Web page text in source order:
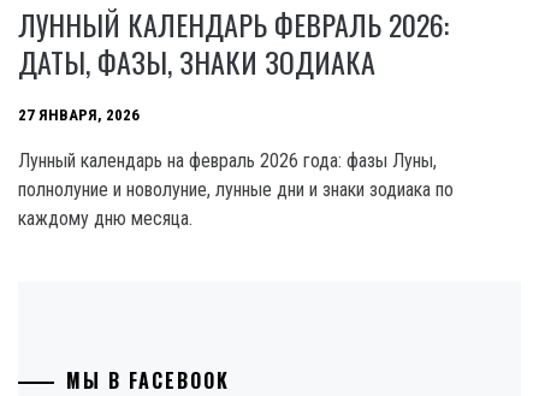
ЛУННЫЙ КАЛЕНДАРЬ ФЕВРАЛЬ 2026:
ДАТЫ, ФАЗЫ, ЗНАКИ ЗОДИАКА
27 ЯНВАРЯ, 2026
Лунный календарь на февраль 2026 года: фазы Луны,
полнолуние и новолуние, лунные дни и знаки зодиака по
каждому дню месяца.
МЫ В FACEBOOK